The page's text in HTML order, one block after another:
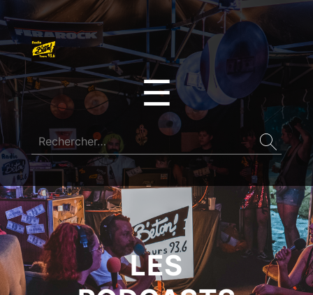
☰
LES